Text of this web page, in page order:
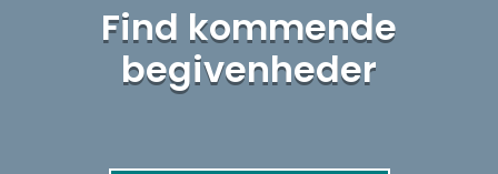
Find kommende
begivenheder